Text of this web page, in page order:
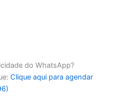
do WhatsApp?
Clique aqui para agendar